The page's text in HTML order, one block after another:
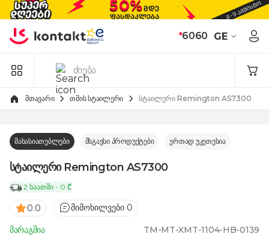
Skip to Content
*6060 GE
მთავარი თმის სტაილერი სტაილერი Remington AS7300
მახასიათებლები მსგავსი პროდუქტები ერთად უკეთესია
სტაილერი Remington AS7300
2 საათში - 0 ₾
0.0 მიმოხილვები 0
მარაგშია TM-MT-XMT-1104-HB-0139